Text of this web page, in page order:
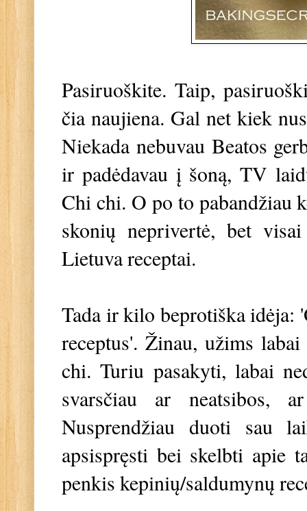
Pasiruoškite. Taip,
čia naujiena. Gal net kiek
Niekada nebuvau Beatos
ir padėdavau į šoną, TV
Chi chi. O po to pabandžiau
skonių neprivertė, bet
Lietuva receptai.
Tada ir kilo beprotiška idėja:
receptus'. Žinau, užims
chi. Turiu pasakyti, labai
svarsčiau ar neatsibos,
Nusprendžiau duoti sau
apsispręsti bei skelbti apie
penkis kepinių/saldumynų